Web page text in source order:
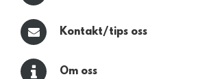
Kontakt/tips oss
Om oss